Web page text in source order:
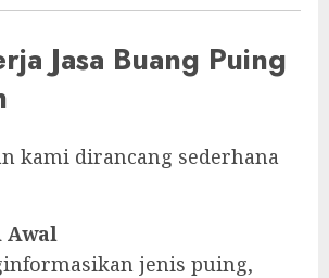
Jasa Buang Puing
kami dirancang sederhana
Awal
jenis puing,